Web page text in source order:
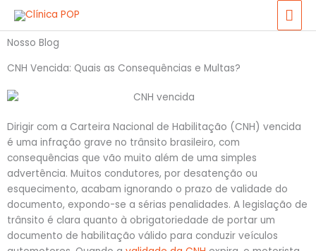
para
Nosso Blog
CNH Vencida: Quais as Consequências e Multas?
Dirigir com a Carteira Nacional de Habilitação (CNH) vencida
é uma infração grave no trânsito brasileiro, com
consequências que vão muito além de uma simples
advertência. Muitos condutores, por desatenção ou
esquecimento, acabam ignorando o prazo de validade do
documento, expondo-se a sérias penalidades. A legislação de
trânsito é clara quanto à obrigatoriedade de portar um
documento de habilitação válido para conduzir veículos